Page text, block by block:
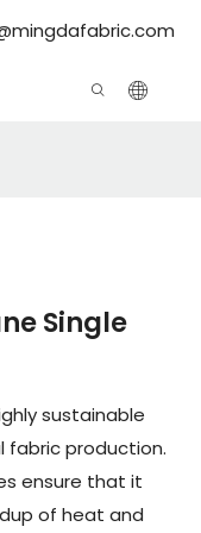
Single
sustainable
production.
ensure that it
of heat and